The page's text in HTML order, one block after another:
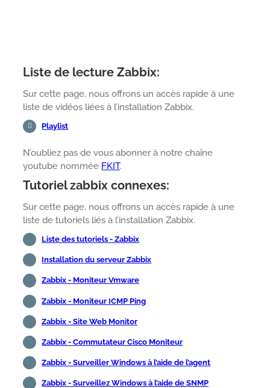
Liste de lecture Zabbix:
Sur cette page, nous offrons un accès rapide à une
liste de vidéos liées à l’installation Zabbix.
Playlist
N’oubliez pas de vous abonner à notre chaîne
youtube nommée FKIT.
Tutoriel zabbix connexes:
Sur cette page, nous offrons un accès rapide à une
liste de tutoriels liés à l’installation Zabbix.
Liste des tutoriels - Zabbix
Installation du serveur Zabbix
Zabbix - Moniteur Vmware
Zabbix - Moniteur ICMP Ping
Zabbix - Site Web Monitor
Zabbix - Commutateur Cisco Moniteur
Zabbix - Surveiller Windows à l’aide de l’agent
Zabbix - Surveillez Windows à l’aide de SNMP